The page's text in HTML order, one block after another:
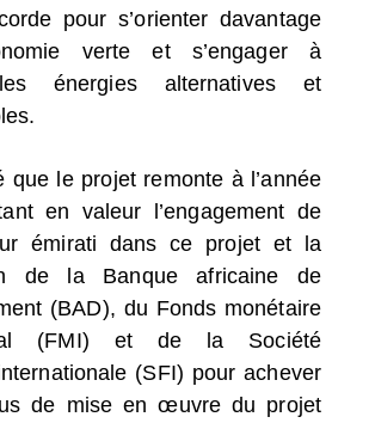
pour s’orienter davantage
verte et s’engager à
énergies alternatives et
que le projet remonte à l’année
en valeur l’engagement de
émirati dans ce projet et la
de la Banque africaine de
(BAD), du Fonds monétaire
(FMI) et de la Société
(SFI) pour achever
de mise en œuvre du projet